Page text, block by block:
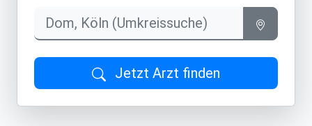
Jetzt Arzt finden